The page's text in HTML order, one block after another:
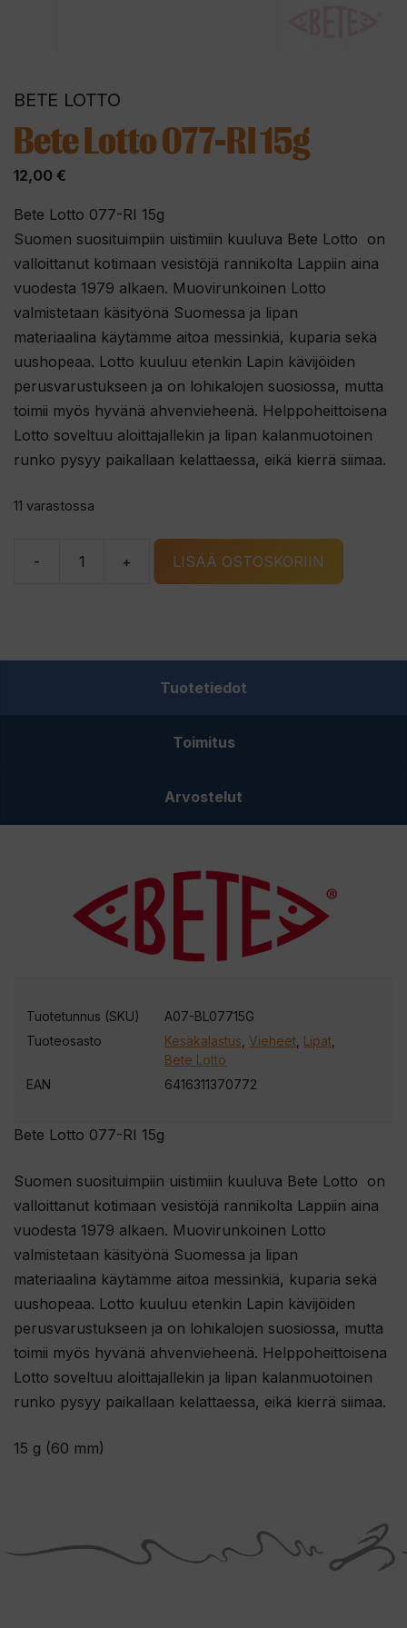
BETE LOTTO
Bete Lotto 077-RI 15g
12,00 €
Bete Lotto 077-RI 15g
Suomen suosituimpiin uistimiin kuuluva Bete Lotto on
valloittanut kotimaan vesistöjä rannikolta Lappiin aina
vuodesta 1979 alkaen. Muovirunkoinen Lotto
valmistetaan käsityönä Suomessa ja lipan
materiaalina käytämme aitoa messinkiä, kuparia sekä
uushopeaa. Lotto kuuluu etenkin Lapin kävijöiden
perusvarustukseen ja on lohikalojen suosiossa, mutta
toimii myös hyvänä ahvenvieheenä. Helppoheittoisena
Lotto soveltuu aloittajallekin ja lipan kalanmuotoinen
runko pysyy paikallaan kelattaessa, eikä kierrä siimaa.
11 varastossa
-
Bete
määrä
+ LISÄÄ OSTOSKORIIN
Tuotetiedot
Toimitus
Arvostelut
Bete Lotto 077-RI 15g
Suomen suosituimpiin uistimiin kuuluva Bete Lotto on
valloittanut kotimaan vesistöjä rannikolta Lappiin aina
vuodesta 1979 alkaen. Muovirunkoinen Lotto
valmistetaan käsityönä Suomessa ja lipan
materiaalina käytämme aitoa messinkiä, kuparia sekä
uushopeaa. Lotto kuuluu etenkin Lapin kävijöiden
perusvarustukseen ja on lohikalojen suosiossa, mutta
toimii myös hyvänä ahvenvieheenä. Helppoheittoisena
Lotto soveltuu aloittajallekin ja lipan kalanmuotoinen
runko pysyy paikallaan kelattaessa, eikä kierrä siimaa.
15 g (60 mm)
Tuotetunnus (SKU)
A07-BL07715G
Tuoteosasto
Kesäkalastus ,Vieheet Lipat
Bete Lotto
EAN
6416311370772